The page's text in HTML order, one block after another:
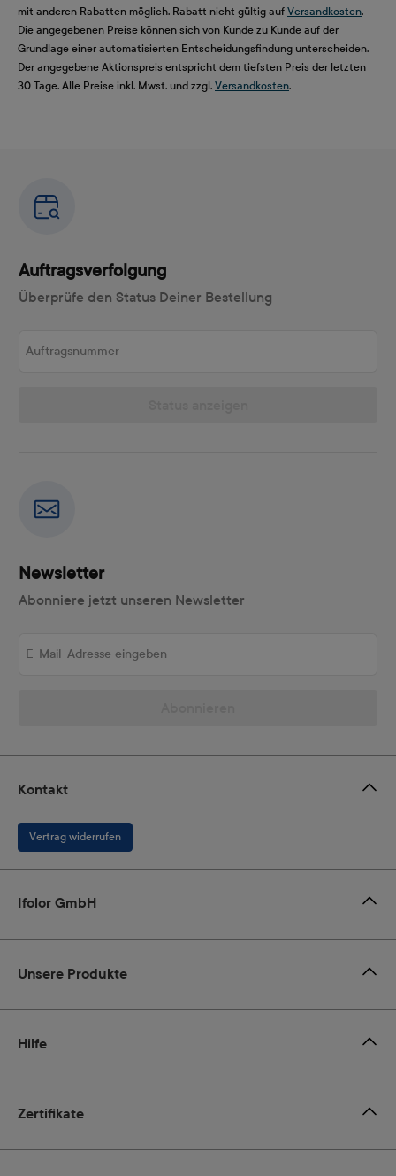
mit anderen Rabatten möglich. Rabatt nicht gültig auf Versandkosten.
Die angegebenen Preise können sich von Kunde zu Kunde auf der
Grundlage einer automatisierten Entscheidungsfindung unterscheiden.
Der angegebene Aktionspreis entspricht dem tiefsten Preis der letzten
30 Tage. Alle Preise inkl. Mwst. und zzgl. Versandkosten.
Auftragsverfolgung
Überprüfe den Status Deiner Bestellung
Newsletter
Abonniere jetzt unseren Newsletter
Zertifikate
Kontakt
Vertrag widerrufen
Ifolor GmbH
Unsere Produkte
Hilfe